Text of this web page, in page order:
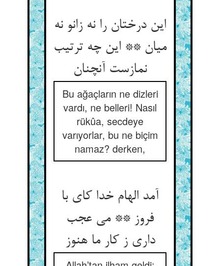
این درختان را نه زانو نه
میان ** این چه ترتیب
نمازست آنچنان
Bu ağaçların ne dizleri
vardı, ne belleri! Nasıl
rükûa, secdeye
varıyorlar, bu ne biçim
namaz? derken,
آمد الهام خدا کای با
فروز ** می عجب
داری ز کار ما هنوز